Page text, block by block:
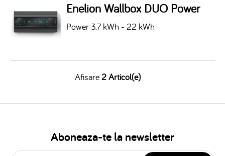
Enelion Wallbox DUO Power
Power 3.7 kWh - 22 kWh
Afisare2 Articol(e)
Aboneaza-te la newsletter